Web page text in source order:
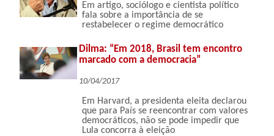
Em artigo, sociólogo e cientista político
fala sobre a importância de se
restabelecer o regime democrático
Dilma: “Em 2018, Brasil tem encontro
marcado com a democracia”
10/04/2017
Em Harvard, a presidenta eleita declarou
que para País se reencontrar com valores
democráticos, não se pode impedir que
Lula concorra à eleição